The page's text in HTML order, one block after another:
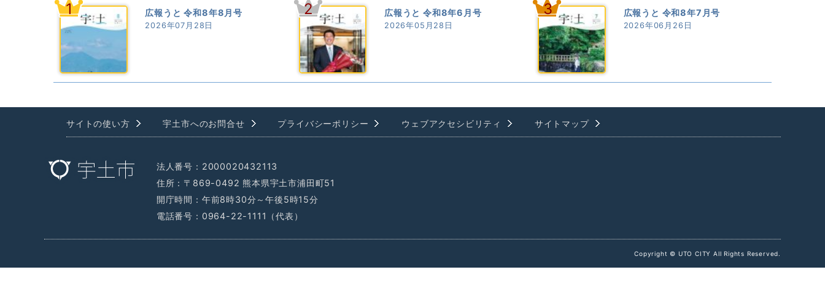
1 広報うと 令和8年8月号
2026年07月28日
2 広報うと 令和8年6月号
2026年05月28日
3 広報うと 令和8年7月号
2026年06月26日
サイトの使い方 宇土市へのお問合せ プライバシーポリシー ウェブアクセシビリティ サイトマップ
法人番号：2000020432113
住所：〒869-0492 熊本県宇土市浦田町51
開庁時間：午前8時30分～午後5時15分
電話番号：0964-22-1111（代表）
Copyright © UTO CITY All Rights Reserved.